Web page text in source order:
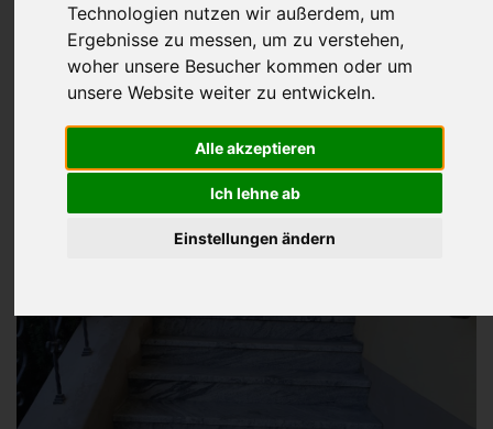
Technologien nutzen wir außerdem, um
Ergebnisse zu messen, um zu verstehen,
woher unsere Besucher kommen oder um
unsere Website weiter zu entwickeln.
Alle akzeptieren
Ich lehne ab
Einstellungen ändern